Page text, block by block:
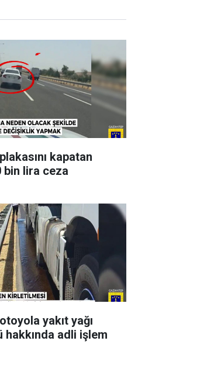
kapatan
bin lira ceza
yakıt yağı
adli işlem